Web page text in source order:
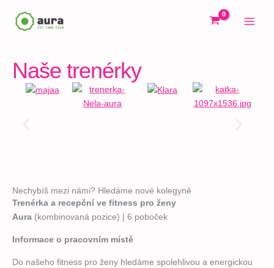
Naše trenérky
Nechybíš mezi námi? Hledáme nové kolegyně
Trenérka a recepční ve fitness pro ženy
Aura (kombinovaná pozice) | 6 poboček
Informace o pracovním místě
Do našeho fitness pro ženy hledáme spolehlivou a energickou
1. návštěva ZDARMA
Telefon (šéftrenérka vám zavolá a domluví
přesný čas nezávazné návštěvy)